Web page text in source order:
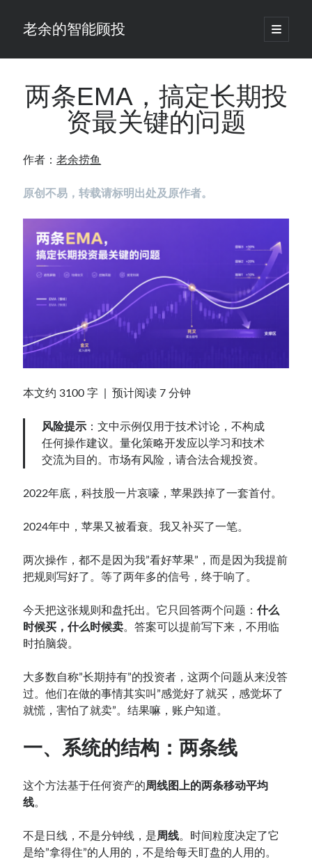
老余的智能顾投
open
primary
Sidebar
最新发表 ：
你的回测曲线越漂亮，我越替你担心：因为历史顺序，正在“倒着”给你
仓位大小背后的数学：为什么胜率40%的策略，能比胜率60%的更赚钱
为什么说每年6月底是罗素2000最干净的套利窗口？
我拿Reddit上高赞的趋势策略，认真跑了一遍回测（附代码）
老余看市：长鑫4万亿，A股却蒸发12.4万亿
普通人的5个常见投资错误，可能让你多干12年才能退休
Contact：
网站备案号：鄂ICP备2024064768号
两条EMA，搞定长期投
资最关键的问题
作者：老余捞鱼
原创不易，转载请标明出处及原作者。
本文约 3100 字 | 预计阅读 7 分钟
风险提示 ：文中示例仅用于技术讨论，不构成
任何操作建议。量化策略开发应以学习和技术
交流为目的。市场有风险，请合法合规投资。
2022年底，科技股一片哀嚎，苹果跌掉了一套首付。
2024年中，苹果又被看衰。我又补买了一笔。
两次操作，都不是因为我”看好苹果”，而是因为我提前
把规则写好了。等了两年多的信号，终于响了。
今天把这张规则和盘托出。它只回答两个问题：什么
时候买，什么时候卖。答案可以提前写下来，不用临
时拍脑袋。
大多数自称”长期持有”的投资者，这两个问题从来没答
过。他们在做的事情其实叫”感觉好了就买，感觉坏了
就慌，害怕了就卖”。结果嘛，账户知道。
一、系统的结构：两条线
这个方法基于任何资产的周线图上的两条移动平均
线。
不是日线，不是分钟线，是周线。时间粒度决定了它
是给”拿得住”的人用的，不是给每天盯盘的人用的。